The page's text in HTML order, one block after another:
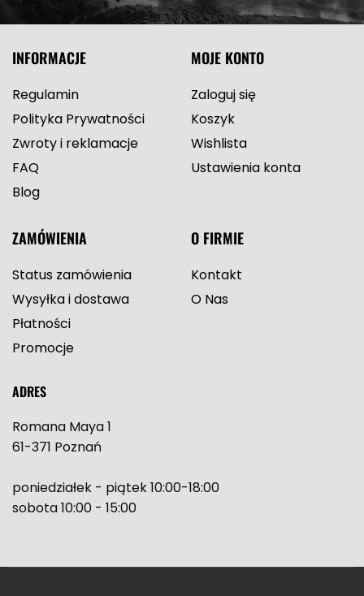
INFORMACJE
Regulamin
Polityka Prywatności
Zwroty i reklamacje
FAQ
Blog
MOJE KONTO
Zaloguj się
Koszyk
Wishlista
Ustawienia konta
ZAMÓWIENIA
Status zamówienia
Wysyłka i dostawa
Płatności
Promocje
O FIRMIE
Kontakt
O Nas
ADRES
Romana Maya 1
61-371 Poznań
poniedziałek - piątek 10:00-18:00
sobota 10:00 - 15:00